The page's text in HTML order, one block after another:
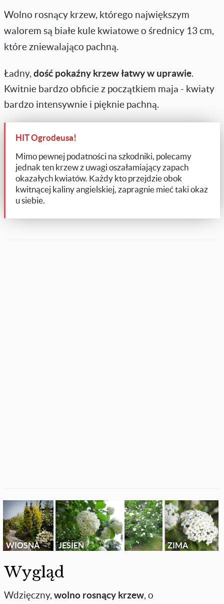
Wolno rosnący krzew, którego największym
walorem są białe kule kwiatowe o średnicy 13 cm,
które zniewalająco pachną.
Ładny, dość pokaźny krzew łatwy w uprawie.
Kwitnie bardzo obficie z początkiem maja - kwiaty
bardzo intensywnie i pięknie pachną.
HIT Ogrodeusa!
Mimo pewnej podatności na szkodniki, polecamy
jednak ten krzew z uwagi oszałamiający zapach
okazałych kwiatów. Każdy kto przejdzie obok
kwitnącej kaliny angielskiej, zapragnie mieć taki okaz
u siebie.
WIOSNA JESIEŃ ZIMA
Wygląd
Wdzięczny, wolno rosnący krzew, o